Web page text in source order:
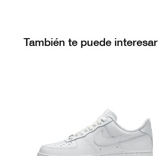
También te puede interesar